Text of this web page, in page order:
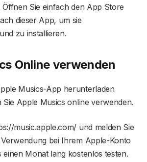
Öffnen Sie einfach den App Store
dieser App, um sie
zu installieren.
Online verwenden
Musics-App herunterladen
Apple Musics online verwenden.
music.apple.com/ und melden Sie
bei Ihrem Apple-Konto
einen Monat lang kostenlos testen.